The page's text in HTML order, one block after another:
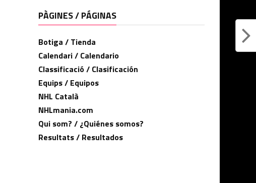
PÀGINES / PÁGINAS
Botiga / Tienda
Calendari / Calendario
Classificació / Clasificación
Equips / Equipos
NHL Català
NHLmania.com
Qui som? / ¿Quiénes somos?
Resultats / Resultados